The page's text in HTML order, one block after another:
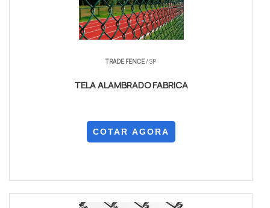
TRADE FENCE/ SP
TELA ALAMBRADO FABRICA
COTAR AGORA